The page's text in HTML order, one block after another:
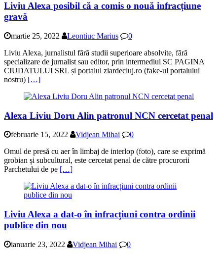
Liviu Alexa posibil că a comis o nouă infracțiune
gravă
martie 25, 2022 Leontiuc Marius
0
Liviu Alexa, jurnalistul fără studii superioare absolvite, fără
specializare de jurnalist sau editor, prin intermediul SC PAGINA
CIUDATULUI SRL și portalul ziardecluj.ro (fake-ul portalului
nostru) […]
Alexa Liviu Doru Alin patronul NCN cercetat penal
februarie 15, 2022 Vidjean Mihai
0
Omul de presă cu aer în limbaj de interlop (foto), care se exprimă
grobian și subcultural, este cercetat penal de către procurorii
Parchetului de pe […]
Liviu Alexa a dat-o în infracțiuni contra ordinii
publice din nou
ianuarie 23, 2022 Vidjean Mihai
0